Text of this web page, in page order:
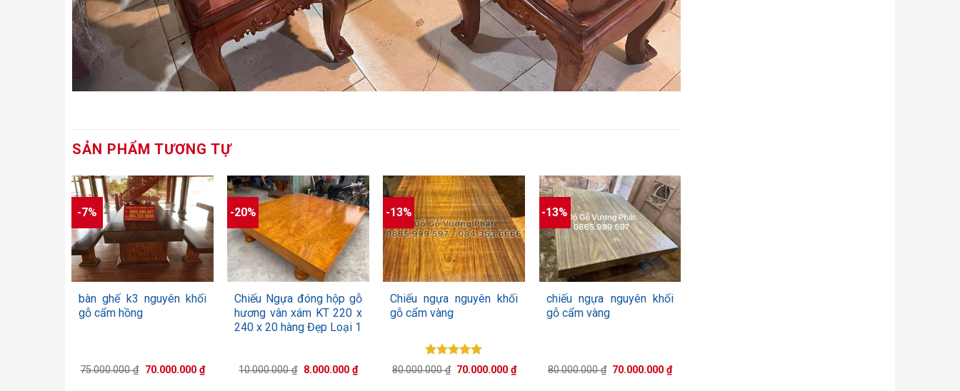
SẢN PHẨM TƯƠNG TỰ
-7%
+
bàn ghế k3 nguyên khối
gỗ cẩm hồng
75.000.000₫ Giá
70.000.000 ₫Giá
hiện
-20%
+
Chiếu Ngựa đóng hộp gỗ
hương vân xám KT 220 x
240 x 20 hàng Đẹp Loại 1
10.000.000₫ Giá
8.000.000 ₫Giá
hiện
-13%
+
Chiếu ngựa nguyên khối
gỗ cẩm vàng
Được xếp
hạng
80.000.000₫ Giá
70.000.000 ₫Giá
hiện
-13%
+
chiếu ngựa nguyên khối
gỗ cẩm vàng
80.000.000₫ Giá
70.000.000 ₫Giá
hiện